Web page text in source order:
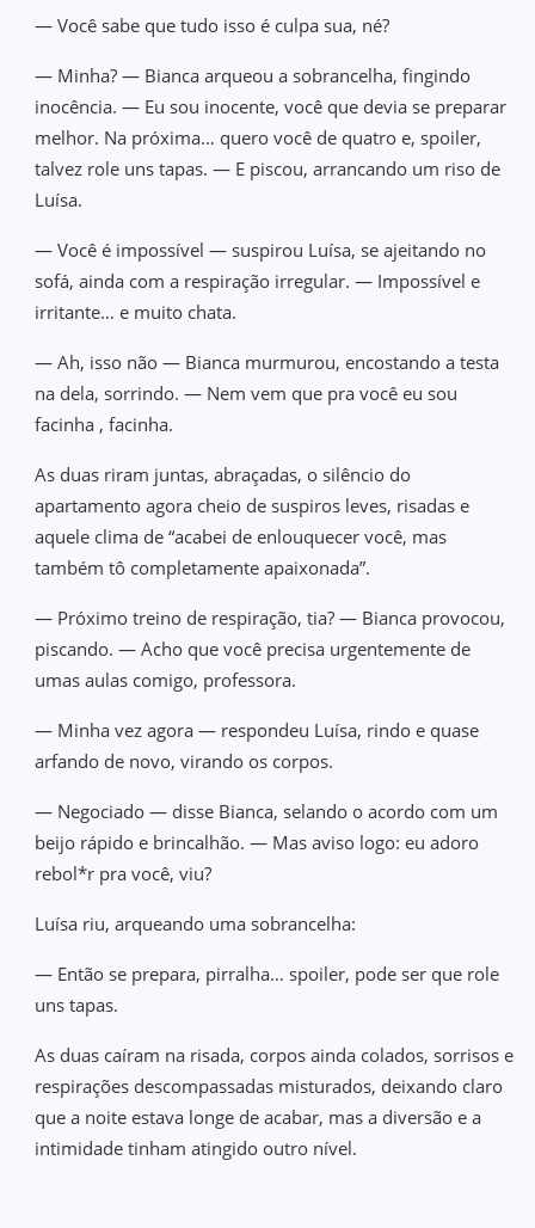
— Você sabe que tudo isso é culpa sua, né?
— Minha? — Bianca arqueou a sobrancelha, fingindo
inocência. — Eu sou inocente, você que devia se preparar
melhor. Na próxima… quero você de quatro e, spoiler,
talvez role uns tapas. — E piscou, arrancando um riso de
Luísa.
— Você é impossível — suspirou Luísa, se ajeitando no
sofá, ainda com a respiração irregular. — Impossível e
irritante… e muito chata.
— Ah, isso não — Bianca murmurou, encostando a testa
na dela, sorrindo. — Nem vem que pra você eu sou
facinha , facinha.
As duas riram juntas, abraçadas, o silêncio do
apartamento agora cheio de suspiros leves, risadas e
aquele clima de “acabei de enlouquecer você, mas
também tô completamente apaixonada”.
— Próximo treino de respiração, tia? — Bianca provocou,
piscando. — Acho que você precisa urgentemente de
umas aulas comigo, professora.
— Minha vez agora — respondeu Luísa, rindo e quase
arfando de novo, virando os corpos.
— Negociado — disse Bianca, selando o acordo com um
beijo rápido e brincalhão. — Mas aviso logo: eu adoro
rebol*r pra você, viu?
Luísa riu, arqueando uma sobrancelha:
— Então se prepara, pirralha… spoiler, pode ser que role
uns tapas.
As duas caíram na risada, corpos ainda colados, sorrisos e
respirações descompassadas misturados, deixando claro
que a noite estava longe de acabar, mas a diversão e a
intimidade tinham atingido outro nível.